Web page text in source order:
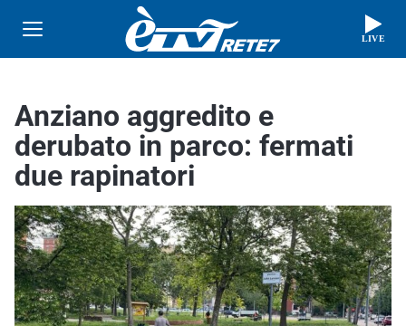
LIVE
Anziano aggredito e
derubato in parco: fermati
due rapinatori